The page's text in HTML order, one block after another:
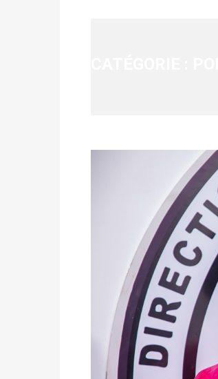
du 16 au 31 mai
Politique -
avant le 16 mai
Politique-
statistiques des
Politique- Suite
ce 03 juin à 14h